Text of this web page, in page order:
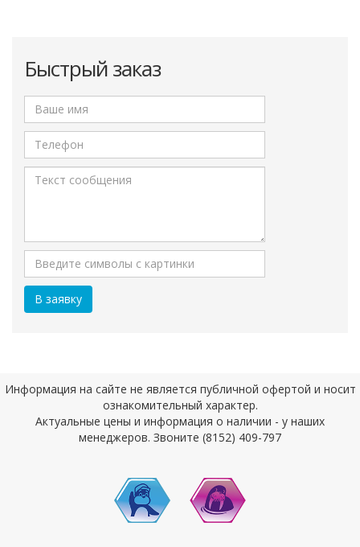
Быстрый заказ
Информация на сайте не является публичной офертой и носит
ознакомительный характер.
Актуальные цены и информация о наличии - у наших
менеджеров. Звоните (8152) 409-797